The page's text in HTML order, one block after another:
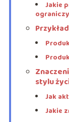
Jakie
stylu
Jak
Jakie